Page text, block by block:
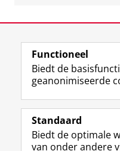
View this page in:English
Volg de
Studiekiezers
Functioneel
Biedt de
geanonimiseerde
Standaard
Biedt de optimale
van onder andere